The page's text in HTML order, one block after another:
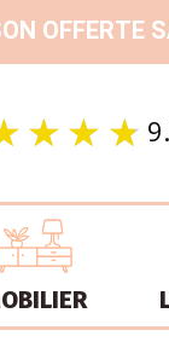
OFFERTE